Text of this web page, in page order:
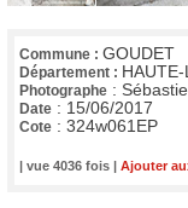
Commune : GOUDET
Département :
Photographe :
Date : 15/06/2017
Cote : 324w061EP
| vue 4036 fois | Ajouter